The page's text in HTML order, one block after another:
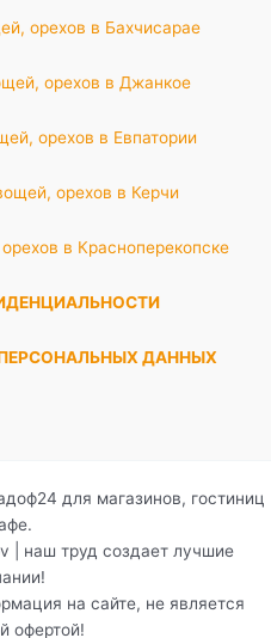
орехов в Бахчисарае
орехов в Джанкое
орехов в Евпатории
орехов в Керчи
в Красноперекопске
ДАННЫХ
для магазинов, гостиниц
| наш труд создает лучшие
на сайте, не является
офертой!